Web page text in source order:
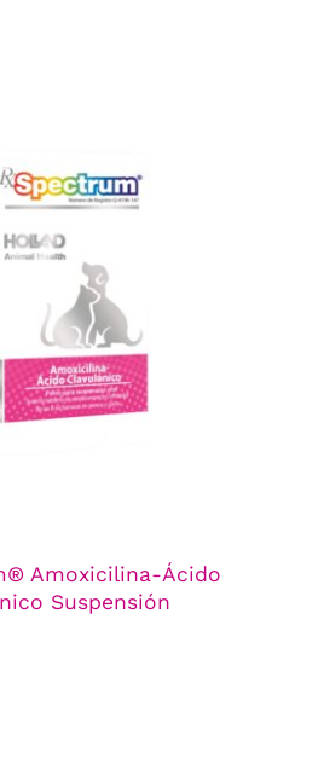
Amoxicilina-Ácido
Suspensión
Antibacterianos
Amoxicilina-Ácido
Suspensión